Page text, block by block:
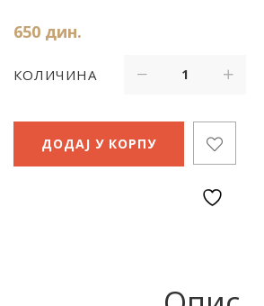
650 дин.
КОЛИЧИНА
ДОДАЈ У КОРПУ